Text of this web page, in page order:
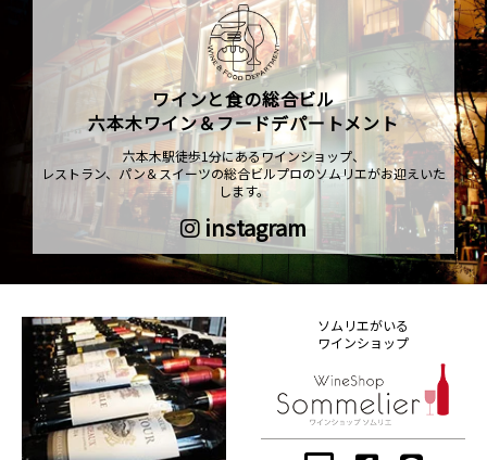
ワインと食の総合ビル
六本木ワイン＆フードデパートメント
六本木駅徒歩1分にあるワインショップ、
レストラン、パン＆スイーツの総合ビルプロのソムリエがお迎えいた
します。
instagram
ソムリエがいる
ワインショップ